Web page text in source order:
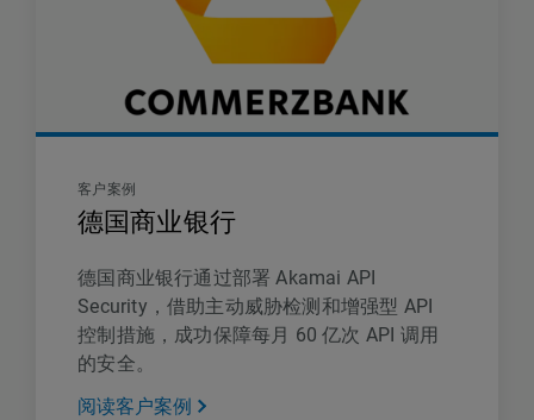
客户案例
德国商业银行
德国商业银行通过部署 Akamai API
Security，借助主动威胁检测和增强型 API
控制措施，成功保障每月 60 亿次 API 调用
的安全。
阅读客户案例